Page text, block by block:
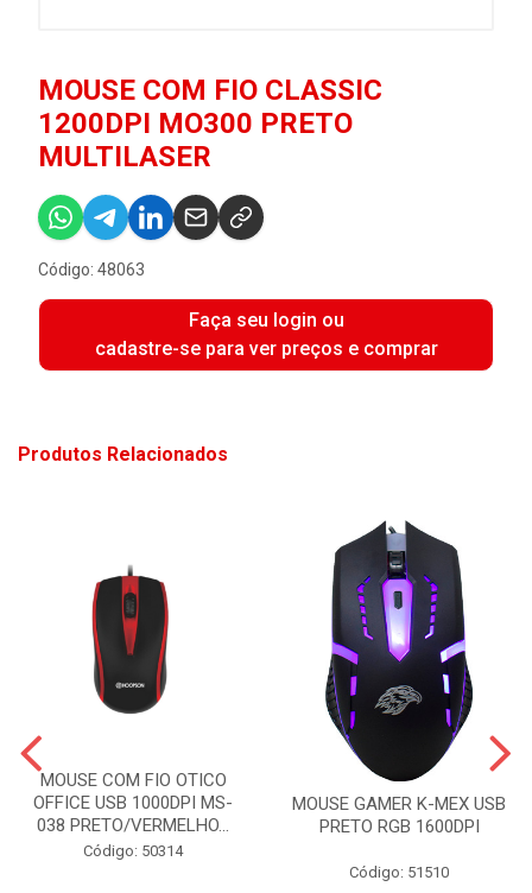
MOUSE COM FIO CLASSIC
1200DPI MO300 PRETO
MULTILASER
Código: 48063
Faça seu login ou
cadastre-se para ver preços e comprar
Produtos Relacionados
MOUSE COM FIO OTICO
OFFICE USB 1000DPI MS-
038 PRETO/VERMELHO...
Código: 50314
MOUSE GAMER K-MEX USB
PRETO RGB 1600DPI
Código: 51510